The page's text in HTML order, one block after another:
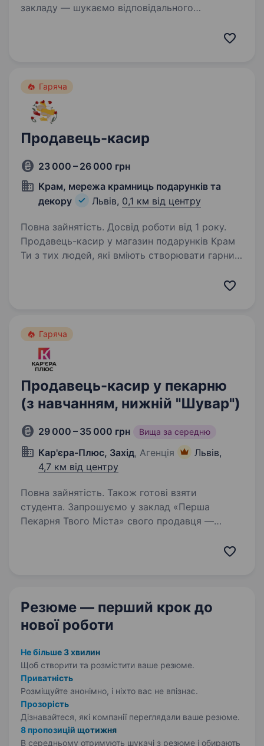
закладу — шукаємо відповідального
Гаряча
Продавець-касир
23 000 – 26 000 грн
Крам, мережа крамниць подарунків та
декору
Львів, 0,1 км від центру
Повна зайнятість. Досвід роботи від 1 року.
Продавець-касир у магазин подарунків Крам
Ти з тих людей, які вміють створювати гарний
спілкування? Тоді ми знайшли одне одного.
Гаряча
Продавець-касир у пекарню
(з навчанням, нижній "Шувар")
29 000 – 35 000 грн Вища за середню
Кар'єра-Плюс, Захід, Агенція
Львів,
4,7 км від центру
Повна зайнятість. Також готові взяти
студента. Запрошуємо у заклад «Перша
Пекарня Твого Міста» свого продавця —
Резюме — перший крок до
нової роботи
Не більше 3 хвилин
Щоб створити та розмістити ваше резюме.
Приватність
Розміщуйте анонімно, і ніхто вас не впізнає.
Прозорість
Дізнавайтеся, які компанії переглядали ваше резюме.
8 пропозицій щотижня
В середньому отримують шукачі з резюме і обирають